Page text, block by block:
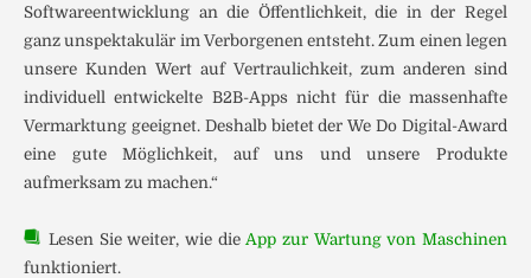
Softwareentwicklung an die Öffentlichkeit, die in der Regel
ganz unspektakulär im Verborgenen entsteht. Zum einen legen
unsere Kunden Wert auf Vertraulichkeit, zum anderen sind
individuell entwickelte B2B-Apps nicht für die massenhafte
Vermarktung geeignet. Deshalb bietet der We Do Digital-Award
eine gute Möglichkeit, auf uns und unsere Produkte
aufmerksam zu machen.“
Lesen Sie weiter, wie die App zur Wartung von Maschinen
funktioniert.